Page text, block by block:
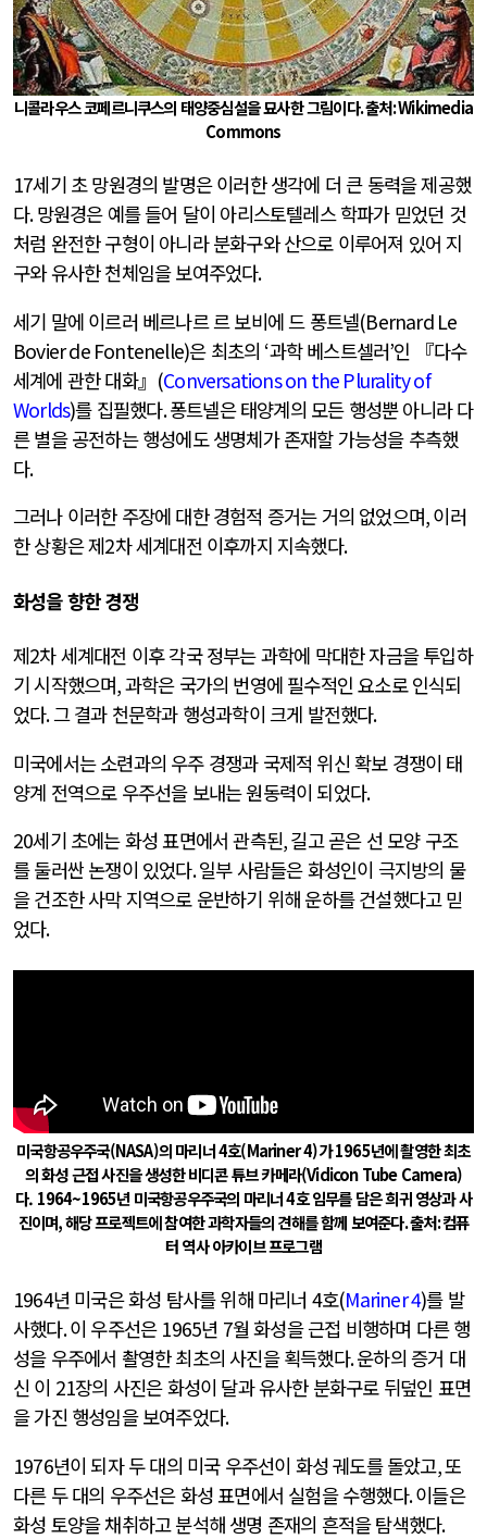
니콜라우스 코페르니쿠스의 태양중심설을 묘사한 그림이다.출처: Wikimedia
Commons
17세기 초 망원경의 발명은 이러한 생각에 더 큰 동력을 제공했
다.망원경은 예를 들어 달이 아리스토텔레스 학파가 믿었던 것
처럼 완전한 구형이 아니라 분화구와 산으로 이루어져 있어 지
구와 유사한 천체임을 보여주었다.
세기 말에 이르러 베르나르 르 보비에 드 퐁트넬(Bernard Le
Bovier de Fontenelle)은 최초의 ‘과학 베스트셀러’인 『다수
세계에 관한 대화』 (Conversations on the Plurality of
Worlds)를 집필했다.퐁트넬은 태양계의 모든 행성뿐 아니라 다
른 별을 공전하는 행성에도 생명체가 존재할 가능성을 추측했
다.
그러나 이러한 주장에 대한 경험적 증거는 거의 없었으며,이러
한 상황은 제2차 세계대전 이후까지 지속했다.
화성을 향한 경쟁
제2차 세계대전 이후 각국 정부는 과학에 막대한 자금을 투입하
기 시작했으며,과학은 국가의 번영에 필수적인 요소로 인식되
었다.그 결과 천문학과 행성과학이 크게 발전했다.
미국에서는 소련과의 우주 경쟁과 국제적 위신 확보 경쟁이 태
양계 전역으로 우주선을 보내는 원동력이 되었다.
20세기 초에는 화성 표면에서 관측된,길고 곧은 선 모양 구조
를 둘러싼 논쟁이 있었다.일부 사람들은 화성인이 극지방의 물
을 건조한 사막 지역으로 운반하기 위해 운하를 건설했다고 믿
었다.
미국항공우주국(NASA)의 마리너 4호(Mariner 4)가 1965년에 촬영한 최초
의 화성 근접 사진을 생성한 비디콘 튜브 카메라(Vidicon Tube Camera)
다. 1964~1965년 미국항공우주국의 마리너4호 임무를 담은 희귀 영상과 사
진이며,해당 프로젝트에 참여한 과학자들의 견해를 함께 보여준다.출처:컴퓨
터 역사 아카이브 프로그램
1964년 미국은 화성 탐사를 위해 마리너 4호(Mariner 4)를 발
사했다.이 우주선은 1965년 7월 화성을 근접 비행하며 다른 행
성을 우주에서 촬영한 최초의 사진을 획득했다.운하의 증거 대
신 이 21장의 사진은 화성이 달과 유사한 분화구로 뒤덮인 표면
을 가진 행성임을 보여주었다.
1976년이 되자 두 대의 미국 우주선이 화성 궤도를 돌았고,또
다른 두 대의 우주선은 화성 표면에서 실험을 수행했다.이들은
화성 토양을 채취하고 분석해 생명 존재의 흔적을 탐색했다.